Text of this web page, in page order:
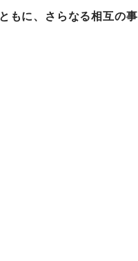
もに、さらなる相互の事